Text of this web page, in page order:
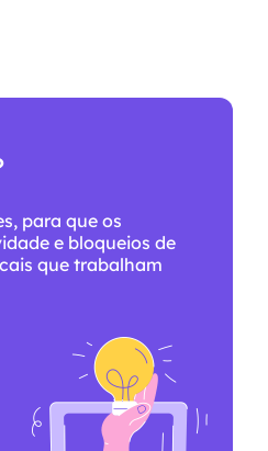
proxies?
o mundo, o